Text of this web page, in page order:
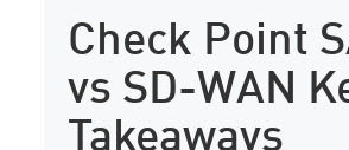
Check Point
vs SD-WAN
Takeaways